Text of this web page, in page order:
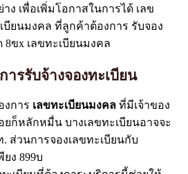
ง เพื่อเพิ่มโอกาสในการได้ เลข
บียนมงคล ที่ลูกค้าต้องการ รับจอง
8ขx เลขทะเบียนมงคล
รรับจ้างจองทะเบียน
งการ เลขทะเบียนมงคล ที่มีเจ้าของ
ยก็หลักหมื่น บางเลขทะเบียนอาจจะ
ส่วนการจองเลขทะเบียนกับ
ยง 899บ